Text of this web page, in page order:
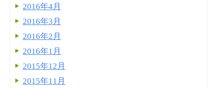
2016年4月
2016年3月
2016年2月
2016年1月
2015年12月
2015年11月